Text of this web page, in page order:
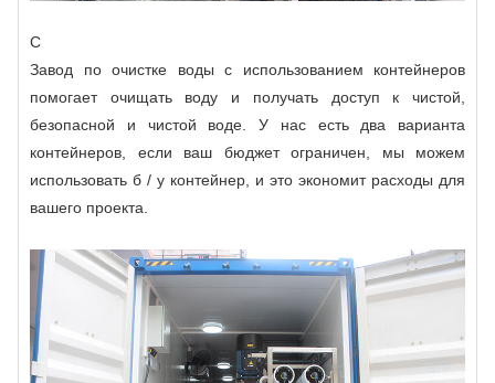
C
Завод по очистке воды с использованием контейнеров
помогает очищать воду и получать доступ к чистой,
безопасной и чистой воде. У нас есть два варианта
контейнеров, если ваш бюджет ограничен, мы можем
использовать б / у контейнер, и это экономит расходы для
вашего проекта.